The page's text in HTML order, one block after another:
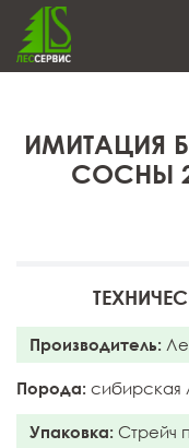
ИМИТАЦИЯ
СОСНЫ
Производитель:
Порода: сибирская
Упаковка: Стрейч